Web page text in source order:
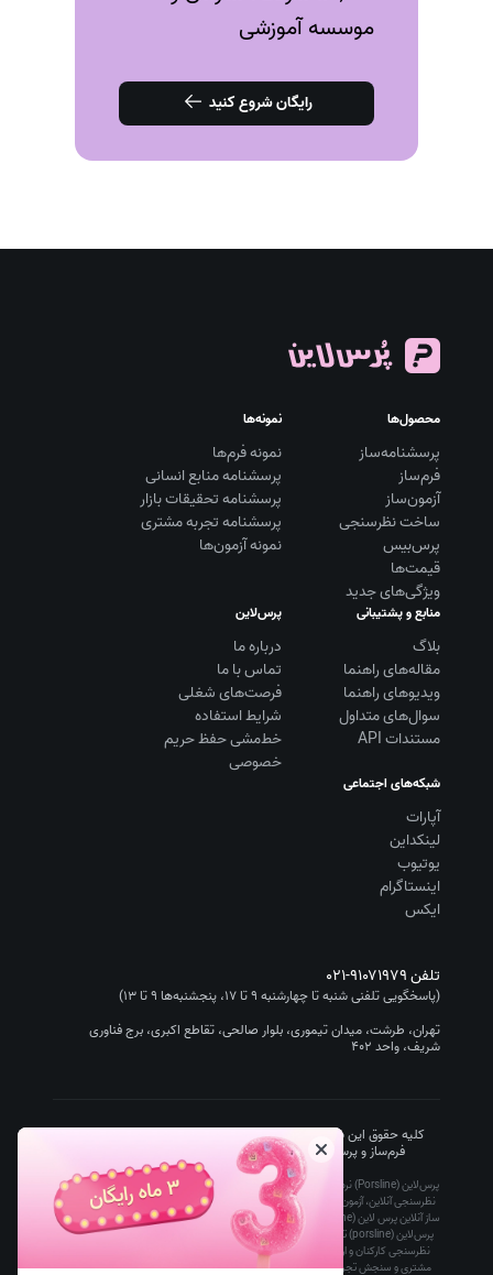
موسسه آموزشی
رایگان شروع کنید
محصول‌ها
پرسشنامه‌ساز
فرم‌ساز
آزمون‌ساز
ساخت نظرسنجی
پرس‌بیس
قیمت‌ها
ویژگی‌های جدید
نمونه‌ها
نمونه فرم‌ها
پرسشنامه منابع انسانی
پرسشنامه تحقیقات بازار
پرسشنامه تجربه مشتری
نمونه آزمون‌ها
منابع و پشتیبانی
بلاگ
مقاله‌های راهنما
ویديوهای راهنما
سوال‌های متداول
مستندات API
پرس‌لاین
درباره ما
تماس با ما
فرصت‌های شغلی
شرایط استفاده
خط‌مشی حفظ حریم
خصوصی
شبکه‌های اجتماعی
آپارات
لینکداین
یوتیوب
اینستاگرام
ایکس
تلفن۰۲۱-۹۱۰۷۱۹۷۹
(پاسخگویی تلفنی شنبه تا چهارشنبه ۹ تا ۱۷، پنجشنبه‌ها ۹ تا ۱۳)
تهران، طرشت، میدان تیموری، بلوار صالحی، تقاطع اکبری، برج فناوری
شریف، واحد ۴۰۲
کلیه حقوق این سایت متعلق به شرکت سیستم گستر چیستا (نرم افزار
فرم‌ساز و پرسشنامه‌ساز پرس‌لاین/Porsline) است.
پرس‌لاین (Porsline) نرم افزار فرم ساز آنلاین رایگان تحت وب است که ساخت پرسشنامه آنلاین،
نظرسنجی آنلاین، آزمون آنلاین و فرم آنلاین را برای کاربران ساده، سریع و ارزان کرده است. آزمون
ساز آنلاین پرس لاین (porsline) توسط معلمان، دانشگاه ها و مدارس، پرسشنامه ساز و فرم ساز
پرس‌لاین (porsline) توسط مدیران بازاریابی و تحقیقات بازار، مدیران منابع انسانی برای انجام
نظرسنجی کارکنان و ارزیابی عملکرد منابع انسانی، مدیران مشتری برای انجام رضایت سنجی
مشتری و سنجش تجربه مشتری، مدیران استارت آپ ها، مدیران IT و مدیران عامل استفاده